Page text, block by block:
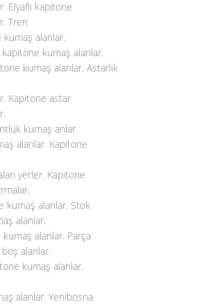
Elyaflı kapitone
Tren
alanlar.
kumaş alanlar.
kumaş alanlar. Astarlık
Kapitone astar
kumaş anlar.
alanlar. Kapitone
yerler. Kapitone
kumaş alanlar. Stok
alanlar.
alanlar. Parça
alanlar.
kumaş alanlar.
alanlar. Yenibosna